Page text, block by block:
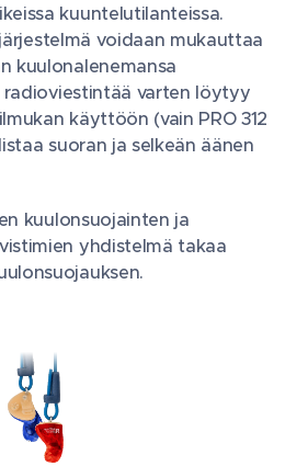
kuuntelutilanteissa.
voidaan mukauttaa
kuulonalenemansa
radioviestintää varten löytyy
käyttöön (vain PRO 312
suoran ja selkeän äänen
kuulonsuojainten ja
yhdistelmä takaa